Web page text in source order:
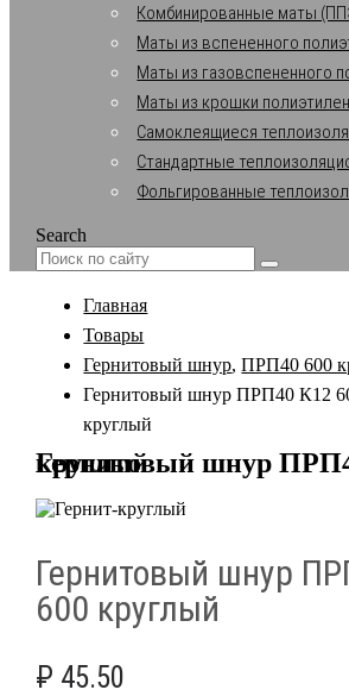
Комбинированные маты
Маты из вспененного
Маты из газовспененного
Маты из крошки
Самоклеящиеся
Стандартные
Фольгированные
Search
Главная
Товары
Гернитовый шнур,ПРП40 600
Гернитовый шнур ПРП40 К12
круглый
Гернитовый шнур ПРП40 К12 600 круглый
Гернитовый шнур
600 круглый
₽ 45.50